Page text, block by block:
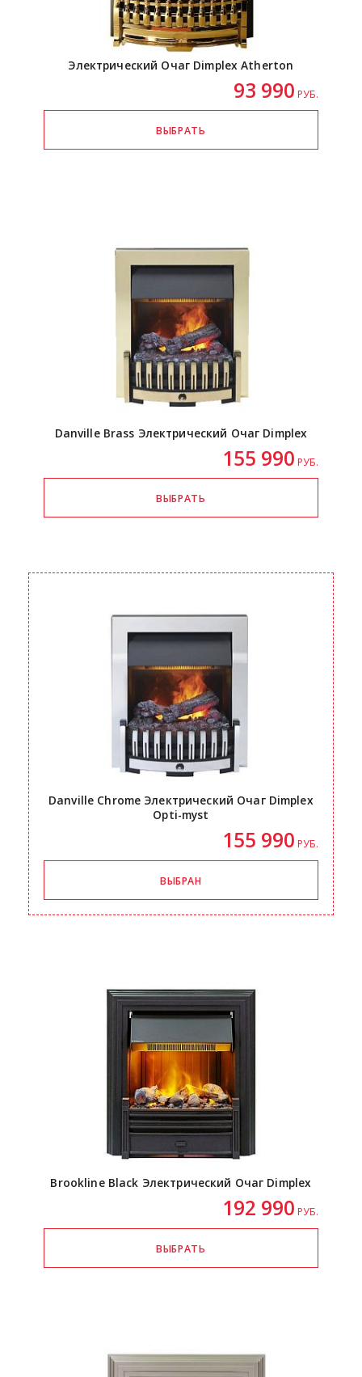
Электрический Очаг Dimplex Atherton
93 990 РУБ.
Danville Brass Электрический Очаг Dimplex
155 990 РУБ.
Danville Chrome Электрический Очаг Dimplex
Opti-myst
155 990 РУБ.
Brookline Black Электрический Очаг Dimplex
192 990 РУБ.